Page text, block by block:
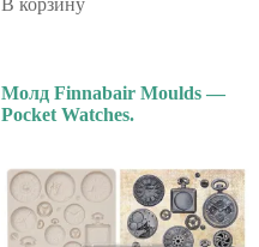
Молд Finnabair Moulds —
Pocket Watches.